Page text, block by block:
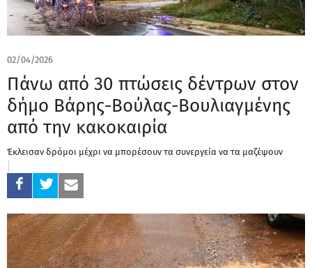
02/04/2026
Πάνω από 30 πτώσεις δέντρων στον
δήμο Βάρης-Βούλας-Βουλιαγμένης
από την κακοκαιρία
Έκλεισαν δρόμοι μέχρι να μπορέσουν τα συνεργεία να τα μαζέψουν